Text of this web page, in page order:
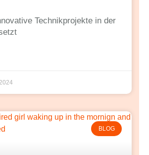
Technikprojekte in der
BLOG